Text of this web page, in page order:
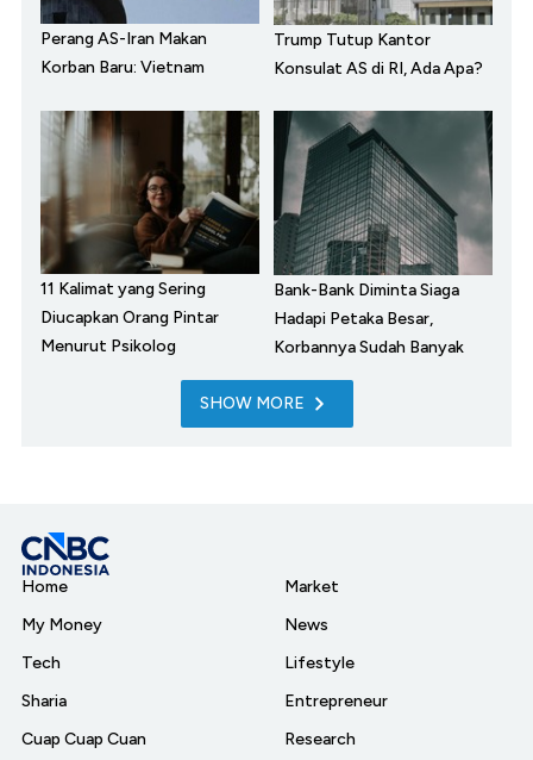
Perang AS-Iran Makan
Korban Baru: Vietnam
Trump Tutup Kantor
Konsulat AS di RI, Ada Apa?
11 Kalimat yang Sering
Diucapkan Orang Pintar
Menurut Psikolog
Bank-Bank Diminta Siaga
Hadapi Petaka Besar,
Korbannya Sudah Banyak
SHOW MORE
Home
My Money
Tech
Sharia
Cuap Cuap Cuan
Market
News
Lifestyle
Entrepreneur
Research